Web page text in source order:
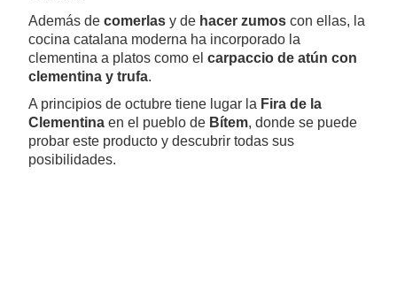
Además de comerlas y de hacer zumos con ellas, la
cocina catalana moderna ha incorporado la
clementina a platos como el carpaccio de atún con
clementina y trufa.
A principios de octubre tiene lugar la Fira de la
Clementina en el pueblo de Bítem, donde se puede
probar este producto y descubrir todas sus
posibilidades.